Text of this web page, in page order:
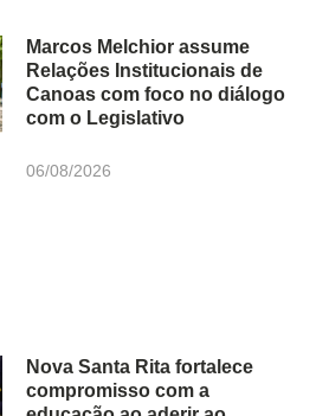
Marcos Melchior assume
Relações Institucionais de
Canoas com foco no diálogo
com o Legislativo
06/08/2026
Nova Santa Rita fortalece
compromisso com a